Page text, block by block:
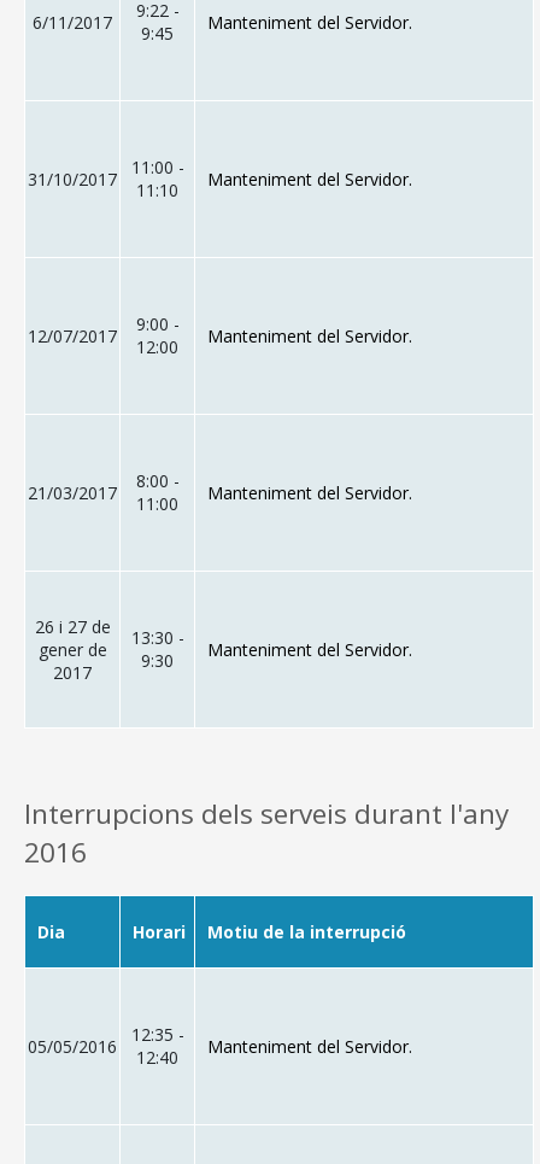
6/11/2017
9:22 -
9:45
Manteniment del Servidor.
31/10/2017
11:00 -
11:10
Manteniment del Servidor.
12/07/2017
9:00 -
12:00
Manteniment del Servidor.
21/03/2017
8:00 -
11:00
Manteniment del Servidor.
26 i 27 de
gener de
2017
13:30 -
9:30
Manteniment del Servidor.
Interrupcions dels serveis durant l'any
2016
Dia Horari Motiu de la interrupció
05/05/2016
12:35 -
12:40
Manteniment del Servidor.